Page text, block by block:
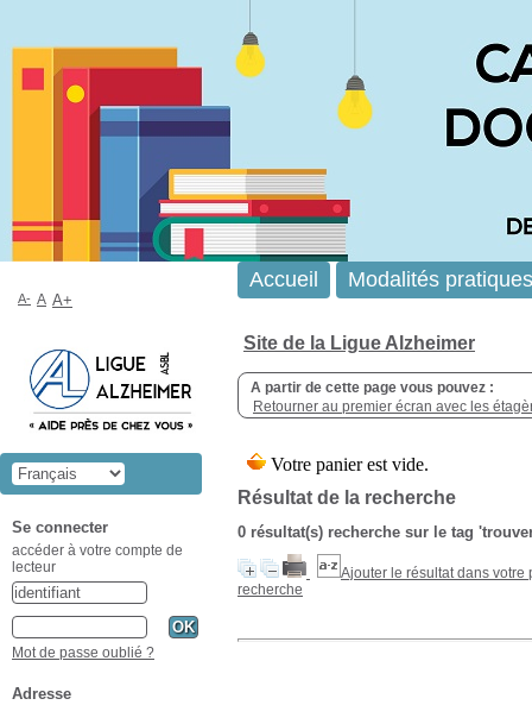
Site de la Ligue Alzheimer
A partir de cette page vous pouvez :
Retourner au premier écran avec les
Résultat de la recherche
0 résultat(s) recherche sur le tag
Ajouter le résultat dans votre
recherche
Accueil Modalités pratiques
A- A A+
Se connecter
accéder à votre compte de
lecteur
Mot de passe oublié ?
Adresse